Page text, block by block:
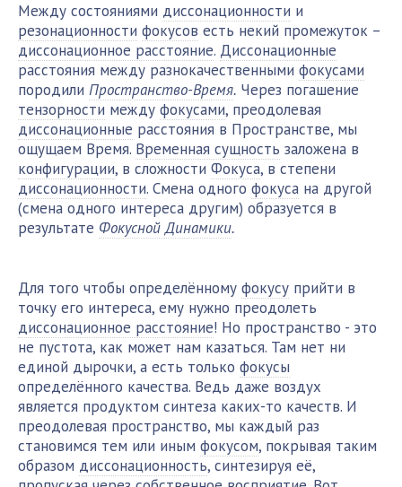
Между состояниями диссонационности и
резонационности фокусов есть некий промежуток –
диссонационное расстояние. Диссонационные
расстояния между разнокачественными фокусами
породили Пространство-Время. Через погашение
тензорности между фокусами, преодолевая
диссонационные расстояния в Пространстве, мы
ощущаем Время. Временная сущность заложена в
конфигурации, в сложности Фокуса, в степени
диссонационности. Смена одного фокуса на другой
(смена одного интереса другим) образуется в
результате Фокусной Динамики.
Для того чтобы определённому фокусу прийти в
точку его интереса, ему нужно преодолеть
диссонационное расстояние! Но пространство - это
не пустота, как может нам казаться. Там нет ни
единой дырочки, а есть только фокусы
определённого качества. Ведь даже воздух
является продуктом синтеза каких-то качеств. И
преодолевая пространство, мы каждый раз
становимся тем или иным фокусом, покрывая таким
образом диссонационность, синтезируя её,